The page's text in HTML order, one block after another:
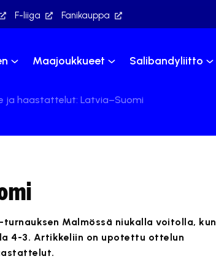
F-liiga Fanikauppa
Maajoukkueet Salibandyliitto
ja haastattelut: Latvia–Suomi
Malmössä niukalla voitolla, kun
4-3. Artikkeliin on upotettu ottelun